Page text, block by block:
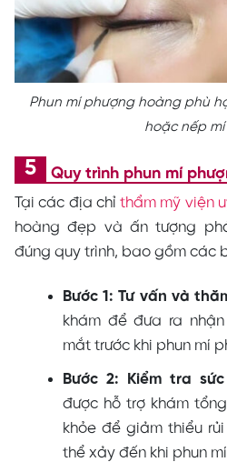
Phun mí phượng hoàng phù
hoặc nếp
Quy trình phun mí
Tại các địa chỉ thẩm mỹ viện
hoàng đẹp và ấn tượng
đúng quy trình, bao gồm các
Bước 1: Tư vấn và
khám để đưa ra
mắt trước khi phun mí
Bước 2: Kiểm tra
được hỗ trợ khám
khỏe để giảm thiểu
thể xảy đến khi phun